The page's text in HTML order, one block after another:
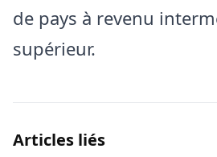
de pays à revenu
supérieur.
Articles liés